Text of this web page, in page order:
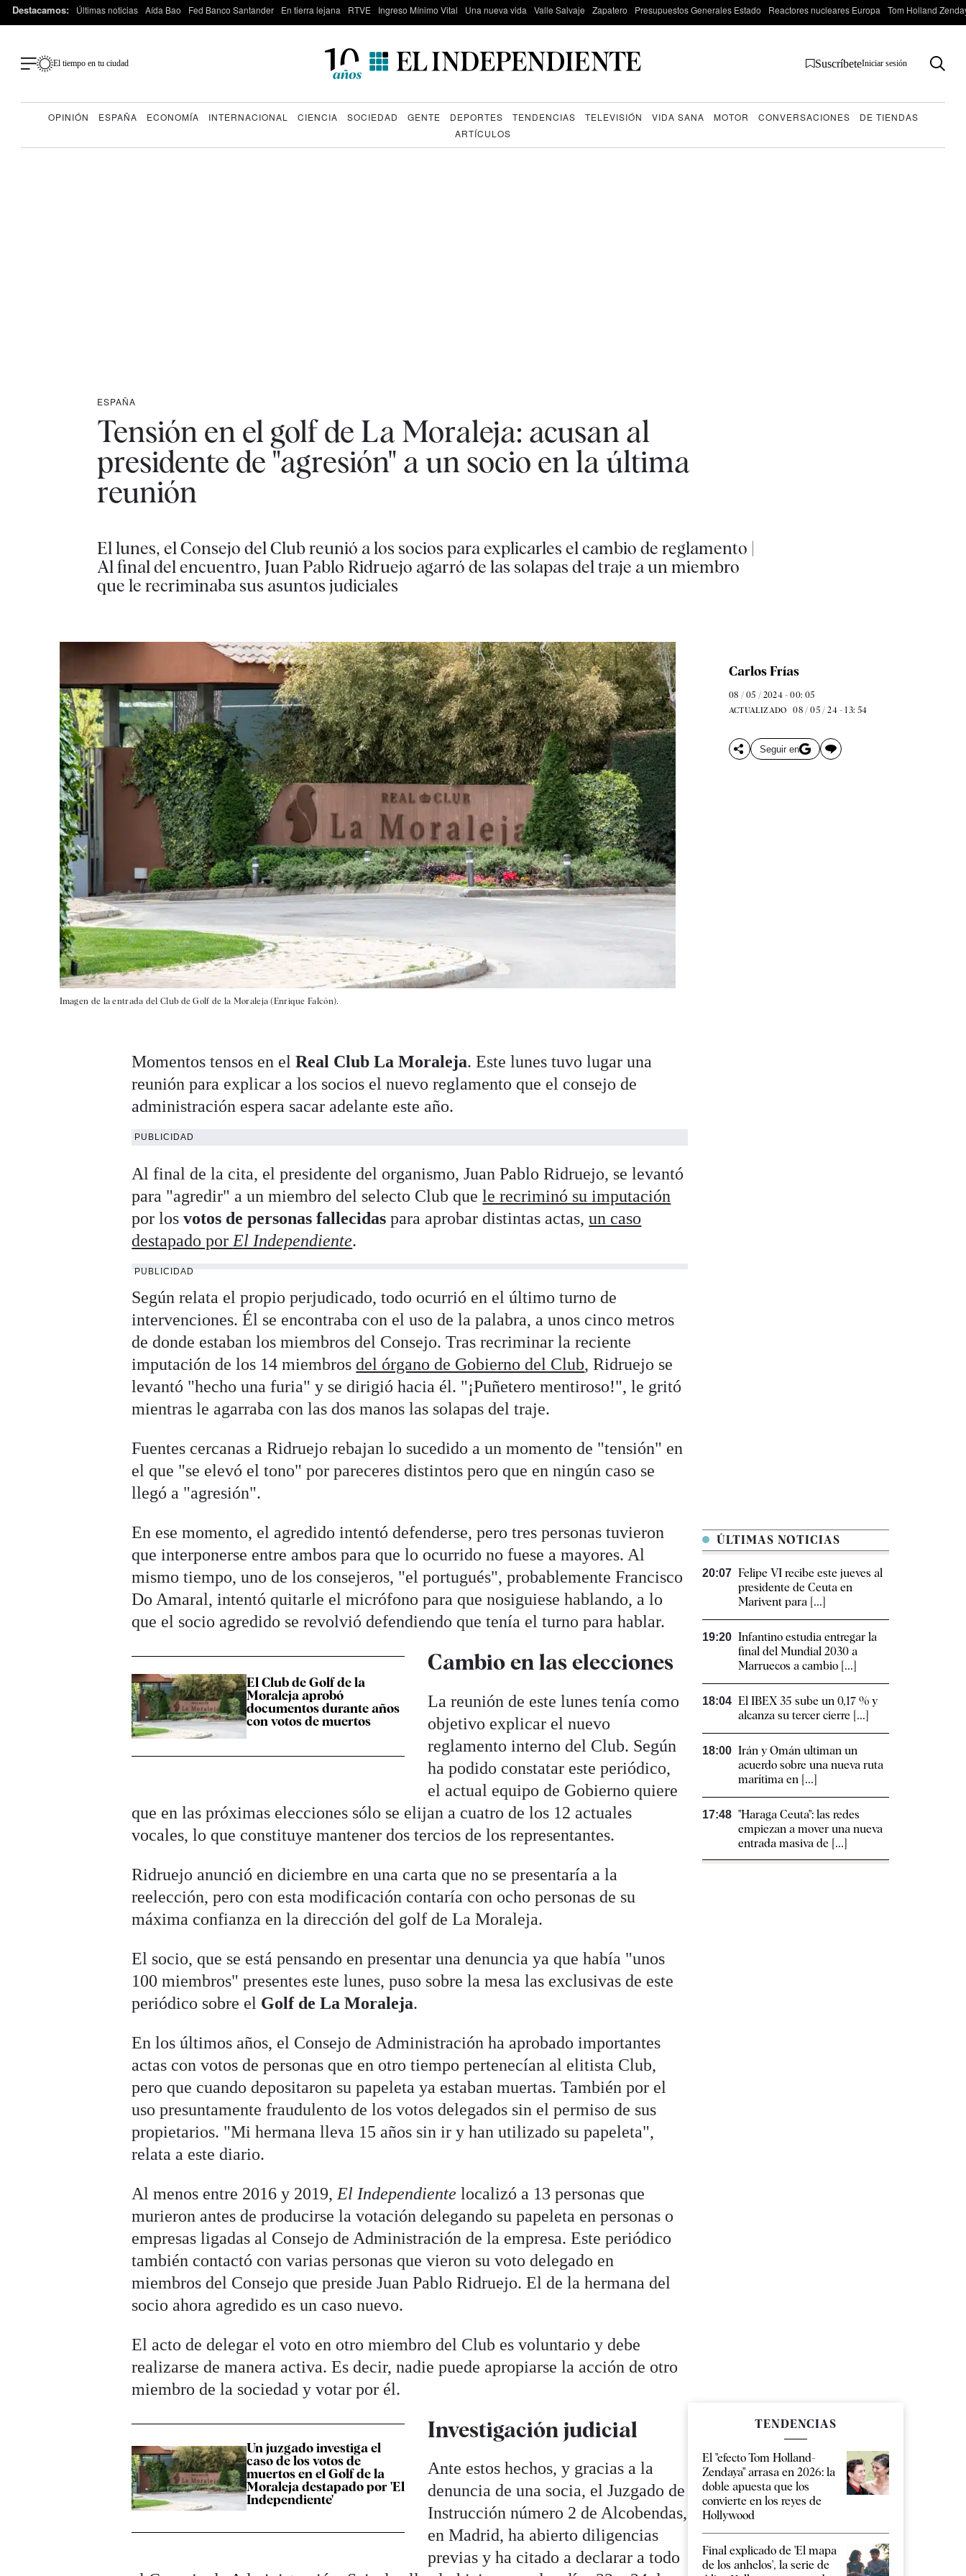
Destacamos: Últimas noticias Aída Bao Fed Banco Santander En tierra lejana RTVE Ingreso Mínimo Vital Una nueva vida Valle Salvaje Zapatero Presupuestos Generales Estado Reactores nucleares Europa Tom Holland
El tiempo en tu ciudad SuscríbeteIniciar sesión
OPINIÓN ESPAÑA ECONOMÍA INTERNACIONAL CIENCIA SOCIEDAD GENTE DEPORTES TENDENCIAS TELEVISIÓN VIDA SANA MOTOR CONVERSACIONES
DE TIENDAS
ARTÍCULOS
ESPAÑA
Tensión en el golf de La Moraleja: acusan al
presidente de "agresión" a un socio en la última
reunión
El lunes, el Consejo del Club reunió a los socios para explicarles el cambio de reglamento |
Al final del encuentro, Juan Pablo Ridruejo agarró de las solapas del traje a un miembro
que le recriminaba sus asuntos judiciales
Imagen de la entrada del Club de Golf de la Moraleja (Enrique Falcón).
Carlos Frías
08 / 05 / 2024 - 00: 05
ACTUALIZADO 08 / 05 / 24 - 13: 54
Seguir en
Momentos tensos en el Real Club La Moraleja. Este lunes tuvo lugar una
reunión para explicar a los socios el nuevo reglamento que el consejo de
administración espera sacar adelante este año.
PUBLICIDAD
Al final de la cita, el presidente del organismo, Juan Pablo Ridruejo, se levantó
para "agredir" a un miembro del selecto Club quele recriminó su imputación
por los votos de personas fallecidas para aprobar distintas actas,un caso
destapado por El Independiente.
PUBLICIDAD
Según relata el propio perjudicado, todo ocurrió en el último turno de
intervenciones. Él se encontraba con el uso de la palabra, a unos cinco metros
de donde estaban los miembros del Consejo. Tras recriminar la reciente
imputación de los 14 miembrosdel órgano de Gobierno del Club, Ridruejo se
levantó "hecho una furia" y se dirigió hacia él. "¡Puñetero mentiroso!", le gritó
mientras le agarraba con las dos manos las solapas del traje.
Fuentes cercanas a Ridruejo rebajan lo sucedido a un momento de "tensión" en
el que "se elevó el tono" por pareceres distintos pero que en ningún caso se
llegó a "agresión".
En ese momento, el agredido intentó defenderse, pero tres personas tuvieron
que interponerse entre ambos para que lo ocurrido no fuese a mayores. Al
mismo tiempo, uno de los consejeros, "el portugués", probablemente Francisco
Do Amaral, intentó quitarle el micrófono para que nosiguiese hablando, a lo
que el socio agredido se revolvió defendiendo que tenía el turno para hablar.
El Club de Golf de la
Moraleja aprobó
documentos durante años
con votos de muertos
Cambio en las elecciones
La reunión de este lunes tenía como
objetivo explicar el nuevo
reglamento interno del Club. Según
ha podido constatar este periódico,
el actual equipo de Gobierno quiere
que en las próximas elecciones sólo se elijan a cuatro de los 12 actuales
vocales, lo que constituye mantener dos tercios de los representantes.
Ridruejo anunció en diciembre en una carta que no se presentaría a la
reelección, pero con esta modificación contaría con ocho personas de su
máxima confianza en la dirección del golf de La Moraleja.
El socio, que se está pensando en presentar una denuncia ya que había "unos
100 miembros" presentes este lunes, puso sobre la mesa las exclusivas de este
periódico sobre el Golf de La Moraleja.
En los últimos años, el Consejo de Administración ha aprobado importantes
actas con votos de personas que en otro tiempo pertenecían al elitista Club,
pero que cuando depositaron su papeleta ya estaban muertas. También por el
uso presuntamente fraudulento de los votos delegados sin el permiso de sus
propietarios. "Mi hermana lleva 15 años sin ir y han utilizado su papeleta",
relata a este diario.
Al menos entre 2016 y 2019, El Independiente localizó a 13 personas que
murieron antes de producirse la votación delegando su papeleta en personas o
empresas ligadas al Consejo de Administración de la empresa. Este periódico
también contactó con varias personas que vieron su voto delegado en
miembros del Consejo que preside Juan Pablo Ridruejo. El de la hermana del
socio ahora agredido es un caso nuevo.
El acto de delegar el voto en otro miembro del Club es voluntario y debe
realizarse de manera activa. Es decir, nadie puede apropiarse la acción de otro
miembro de la sociedad y votar por él.
Un juzgado investiga el
caso de los votos de
muertos en el Golf de la
Moraleja destapado por 'El
Independiente'
Investigación judicial
Ante estos hechos, y gracias a la
denuncia de una socia, el Juzgado de
Instrucción número 2 de Alcobendas,
en Madrid, ha abierto diligencias
previas y ha citado a declarar a todo
ÚLTIMAS NOTICIAS
20:07 Felipe VI recibe este jueves al
presidente de Ceuta en
Marivent para [...]
19:20 Infantino estudia entregar la
final del Mundial 2030 a
Marruecos a cambio [...]
18:04 El IBEX 35 sube un 0,17 % y
alcanza su tercer cierre [...]
18:00 Irán y Omán ultiman un
acuerdo sobre una nueva ruta
marítima en [...]
17:48 "Haraga Ceuta": las redes
empiezan a mover una nueva
entrada masiva de [...]
TENDENCIAS
El "efecto Tom Holland-
Zendaya" arrasa en 2026: la
doble apuesta que los
convierte en los reyes de
Hollywood
Final explicado de 'El mapa
de los anhelos', la serie de